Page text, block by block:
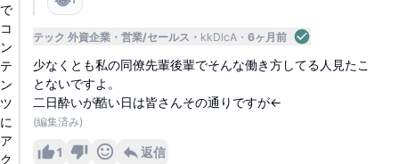
で
コ
ン
テ
ン
ツ
に
ア
ク
テック 外資企業 営業/セールス kkDlcA 6ヶ月前
少なくとも私の同僚先輩後輩でそんな働き方してる人見たこ
とないですよ。
二日酔いが酷い日は皆さんその通りですが←
(編集済み)
1 返信